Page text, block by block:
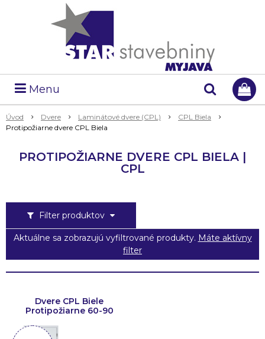
Menu
Úvod Dvere Laminátové dvere (CPL)
CPL Biela
Protipožiarne dvere CPL Biela
PROTIPOŽIARNE DVERE CPL BIELA |
CPL
Filter produktov
Aktuálne sa zobrazujú vyfiltrované produkty. Máte aktívny
filter
Dvere CPL Biele
Protipožiarne 60-90